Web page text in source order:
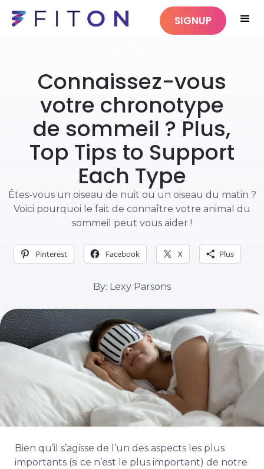
SIGNUP
Connaissez-vous
votre chronotype
de sommeil ? Plus,
Top Tips to Support
Each Type
Êtes-vous un oiseau de nuit ou un oiseau du matin ?
Voici pourquoi le fait de connaître votre animal du
sommeil peut vous aider !
Pinterest Facebook X Plus
By: Lexy Parsons
Bien qu’il s’agisse de l’un des aspects les plus
importants (si ce n’est le plus important) de notre